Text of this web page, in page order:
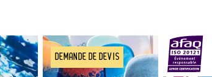
DEMANDE DE DEVIS